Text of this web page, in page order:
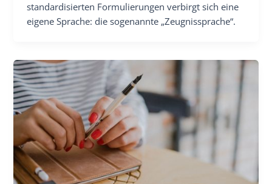
standardisierten Formulierungen verbirgt sich eine
eigene Sprache: die sogenannte „Zeugnissprache“.